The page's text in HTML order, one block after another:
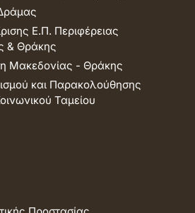
Ε.Π. Περιφέρειας
& Θράκης
Μακεδονίας - Θράκης
και Παρακολούθησης
Ταμείου